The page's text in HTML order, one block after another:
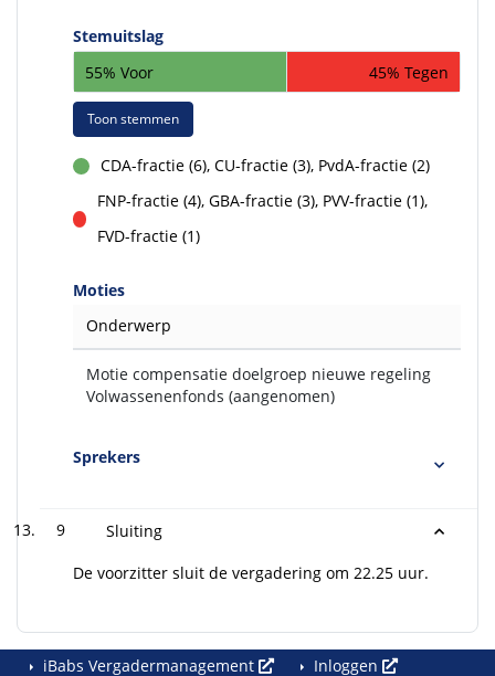
Stemuitslag
55% Voor
45% Tegen
Toon stemmen
voor
CDA-fractie (6), CU-fractie (3), PvdA-fractie (2)
tegen
FNP-fractie (4), GBA-fractie (3), PVV-fractie (1),
FVD-fractie (1)
Moties
Onderwerp
Motie compensatie doelgroep nieuwe regeling
Volwassenenfonds (aangenomen)
Sprekers
9
Sluiting
De voorzitter sluit de vergadering om 22.25 uur.
iBabs Vergadermanagement Inloggen